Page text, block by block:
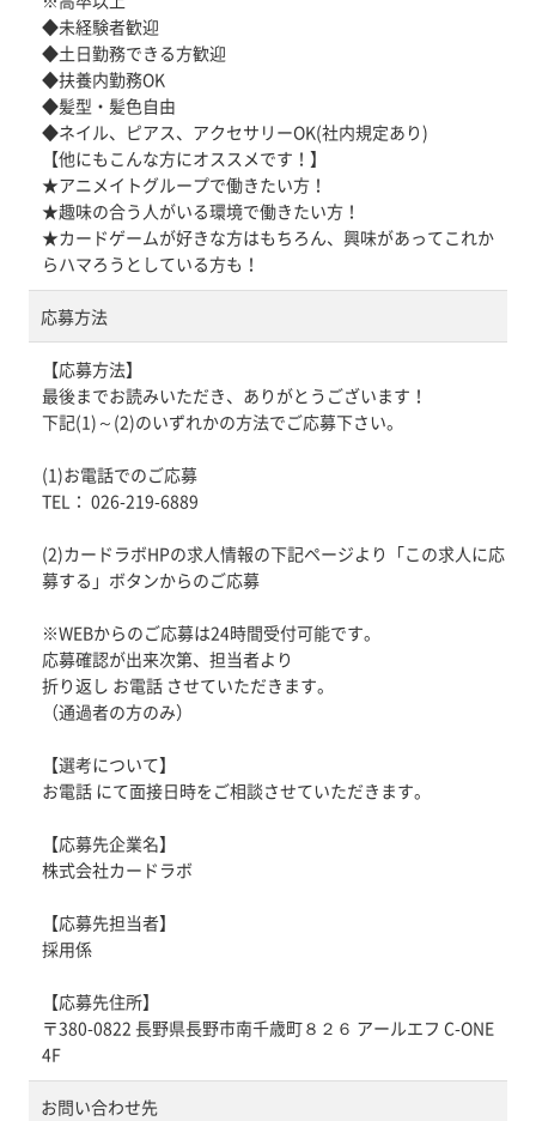
◆未経験者歓迎
◆土日勤務できる方歓迎
◆扶養内勤務OK
◆髪型・髪色自由
◆ネイル、ピアス、アクセサリーOK(社内規定あり)
【他にもこんな方にオススメです！】
★アニメイトグループで働きたい方！
★趣味の合う人がいる環境で働きたい方！
★カードゲームが好きな方はもちろん、興味があってこれか
らハマろうとしている方も！
応募方法
【応募方法】
最後までお読みいただき、ありがとうございます！
下記(1)～(2)のいずれかの方法でご応募下さい。
(1)お電話でのご応募
TEL： 026-219-6889
(2)カードラボHPの求人情報の下記ページより「この求人に応
募する」ボタンからのご応募
※WEBからのご応募は24時間受付可能です。
応募確認が出来次第、担当者より
折り返し お電話 させていただきます。
（通過者の方のみ）
【選考について】
お電話 にて面接日時をご相談させていただきます。
【応募先企業名】
株式会社カードラボ
【応募先担当者】
採用係
【応募先住所】
〒380-0822 長野県長野市南千歳町８２６ アールエフ C-ONE
4F
お問い合わせ先